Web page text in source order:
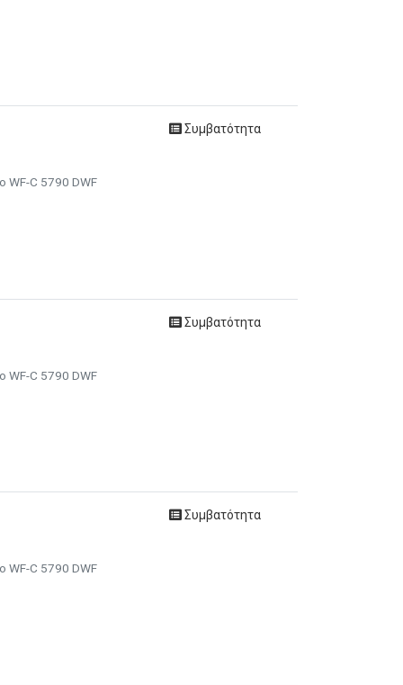
WF-C 5790 DWF
Συμβατότητα
WF-C 5790 DWF
Συμβατότητα
WF-C 5790 DWF
Συμβατότητα